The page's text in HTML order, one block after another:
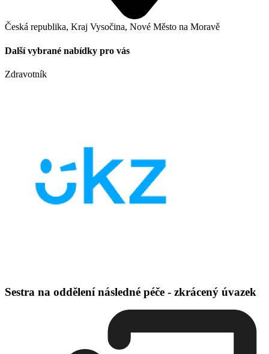
Česká republika, Kraj Vysočina, Nové Město na Moravě
Další vybrané nabídky pro vás
Zdravotník
Sestra na oddělení následné péče - zkrácený úvazek